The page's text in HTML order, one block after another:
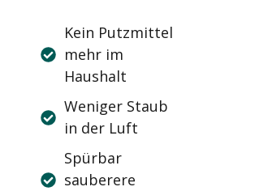
Kein Putzmittel
mehr im
Haushalt
Weniger Staub
in der Luft
Spürbar
sauberere